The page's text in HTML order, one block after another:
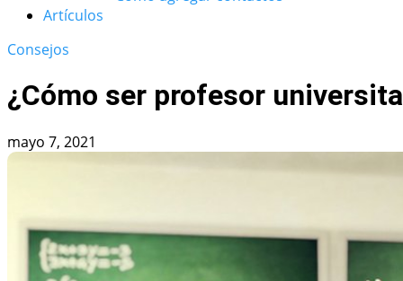
Artículos
Consejos
¿Cómo ser profesor
mayo 7, 2021